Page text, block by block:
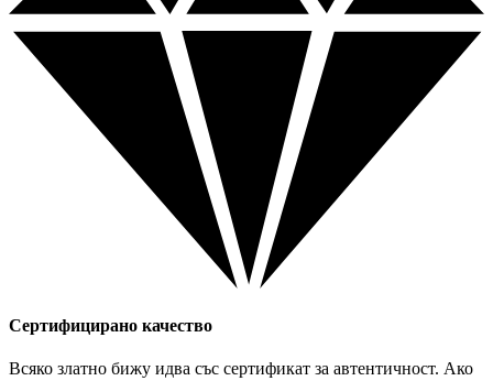
Сертифицирано качество
Всяко златно бижу идва със сертификат за автентичност. Ако